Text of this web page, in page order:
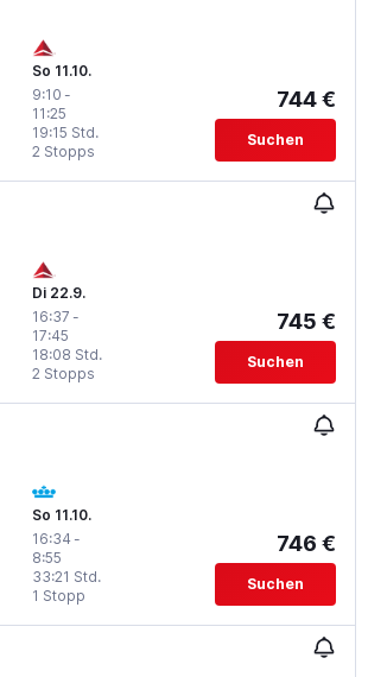
So 11.10.
9:10 -
11:25
2 Stopps
19:15 Std.
744 €
Suchen
Di 22.9.
16:37 -
17:45
2 Stopps
18:08 Std.
745 €
Suchen
So 11.10.
16:34 -
8:55
1 Stopp
33:21 Std.
746 €
Suchen